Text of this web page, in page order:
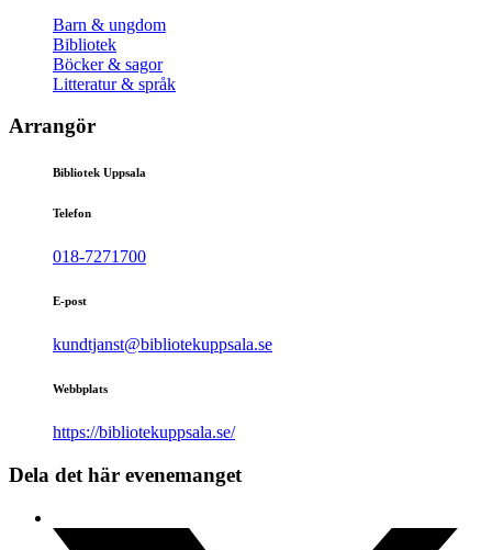
Barn & ungdom
Bibliotek
Böcker & sagor
Litteratur & språk
Arrangör
Bibliotek Uppsala
Telefon
018-7271700
E-post
kundtjanst@bibliotekuppsala.se
Webbplats
https://bibliotekuppsala.se/
Dela det här evenemanget